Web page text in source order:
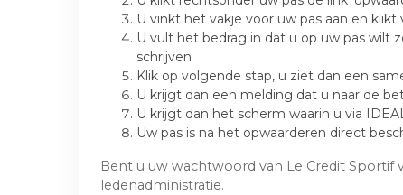
U vinkt het vakje voor uw pas aan en
U vult het bedrag in dat u op uw pas wilt
schrijven
Klik op volgende stap, u ziet dan een
U krijgt dan een melding dat u naar de
U krijgt dan het scherm waarin u via
Uw pas is na het opwaarderen direct
Bent u uw wachtwoord van Le Credit
ledenadministratie.